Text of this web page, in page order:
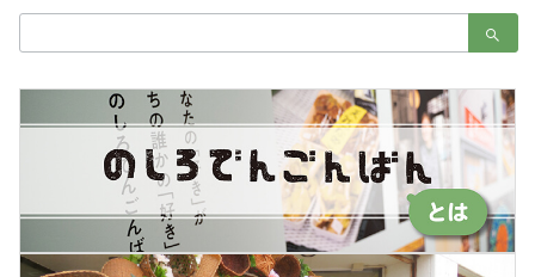
ペ
ー
ジ
送
索：